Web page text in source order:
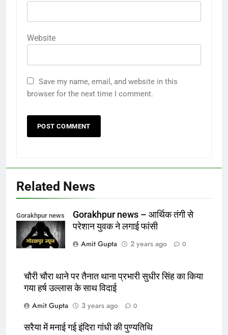
Website
Save my name, email, and website in this
browser for the next time I comment.
Related News
Gorakhpur news
Gorakhpur news – आर्थिक तंगी से
परेशान युवक ने लगाई फांसी
Amit Gupta
2 years ago 0
चौरी चौरा थाने पर तैनात थाना प्रभारी सुधीर सिंह का किया
गया हर्ष उल्लास के साथ विदाई
Amit Gupta
3 years ago 0
सरैया में मनाई गई इंदिरा गांधी की पुण्यतिथि